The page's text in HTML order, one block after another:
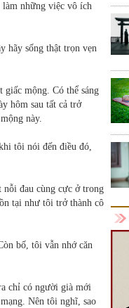
làm những việc vô ích
hãy sống thật trọn vẹn
giấc mộng. Có thể sáng
hôm sau tất cả trở
này.
tôi nói đến điều đó,
đau cùng cực ở trong
tại như tôi trở thành cô
bố, tôi vẫn nhớ căn
chỉ có người già mới
Nên tôi nghĩ, sao